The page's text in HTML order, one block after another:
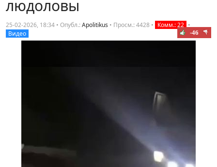
людоловы
25-02-2026, 18:34 • Опубл.:Apolitikus • Просм.: 4428 • Комм.: 22 •
Видео
-46